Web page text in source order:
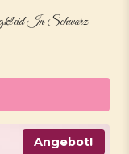
In Schwarz
Angebot!